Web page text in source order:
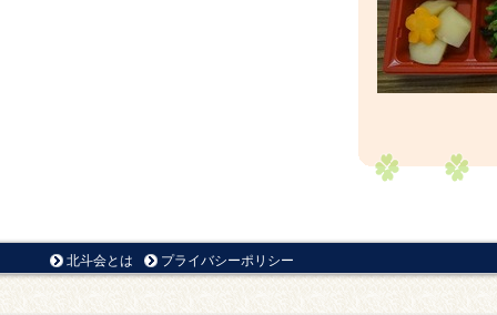
北斗会とは プライバシーポリシー